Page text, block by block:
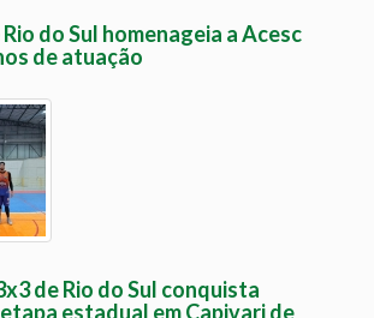
do Sul homenageia a Acesc
de atuação
de Rio do Sul conquista
estadual em Capivari de